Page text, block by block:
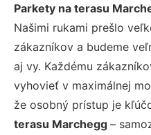
Parkety na terasu
Našimi rukami prešlo
zákazníkov a budeme
aj vy. Každému
vyhovieť v maximálnej
že osobný prístup je
terasu Marchegg –